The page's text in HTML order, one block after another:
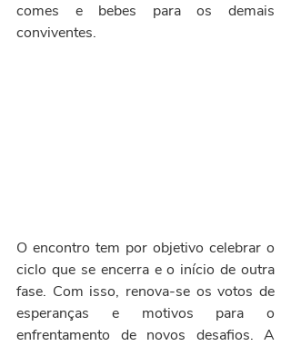
comes e bebes para os demais
conviventes.
O encontro tem por objetivo celebrar o
ciclo que se encerra e o início de outra
fase. Com isso, renova-se os votos de
esperanças e motivos para o
enfrentamento de novos desafios. A